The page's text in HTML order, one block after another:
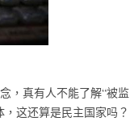
，真有人不能了解“被监
这还算是民主国家吗？